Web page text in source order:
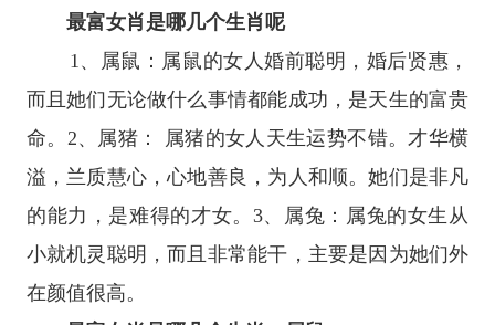
最富女肖是哪几个生肖呢
1、属鼠：属鼠的女人婚前聪明，婚后贤惠，
而且她们无论做什么事情都能成功，是天生的富贵
命。2、属猪： 属猪的女人天生运势不错。才华横
溢，兰质慧心，心地善良，为人和顺。她们是非凡
的能力，是难得的才女。3、属兔：属兔的女生从
小就机灵聪明，而且非常能干，主要是因为她们外
在颜值很高。